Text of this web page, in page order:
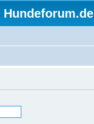
Hundeforum.de